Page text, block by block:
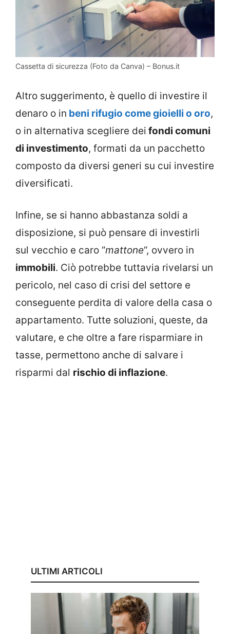
Cassetta di sicurezza (Foto da Canva) – Bonus.it
Altro suggerimento, è quello di investire il
denaro o in beni rifugio come gioielli o oro,
o in alternativa scegliere dei fondi comuni
di investimento, formati da un pacchetto
composto da diversi generi su cui investire
diversificati.
Infine, se si hanno abbastanza soldi a
disposizione, si può pensare di investirli
sul vecchio e caro “mattone“, ovvero in
immobili. Ciò potrebbe tuttavia rivelarsi un
pericolo, nel caso di crisi del settore e
conseguente perdita di valore della casa o
appartamento. Tutte soluzioni, queste, da
valutare, e che oltre a fare risparmiare in
tasse, permettono anche di salvare i
risparmi dal rischio di inflazione.
ULTIMI ARTICOLI